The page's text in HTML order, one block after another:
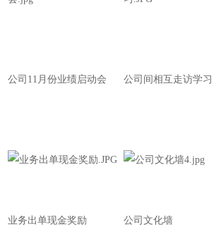
公司11月份业绩启动会 公司间相互走访学习
业务出单现金奖励 公司文化墙